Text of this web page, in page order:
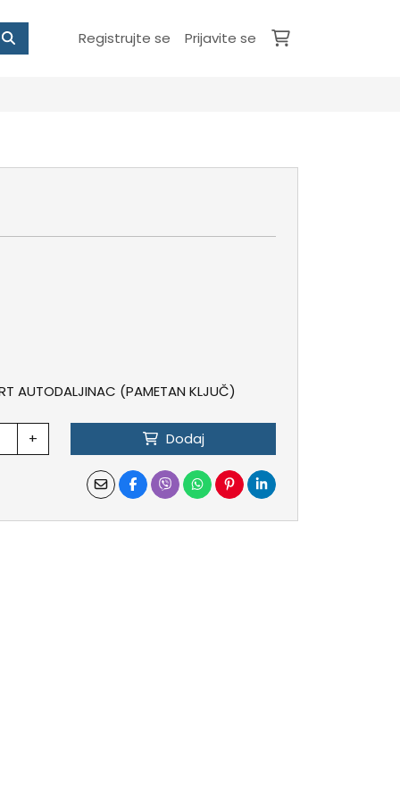
Registrujte se Prijavite se
AUTODALJINAC (PAMETAN KLJUČ)
+ Dodaj